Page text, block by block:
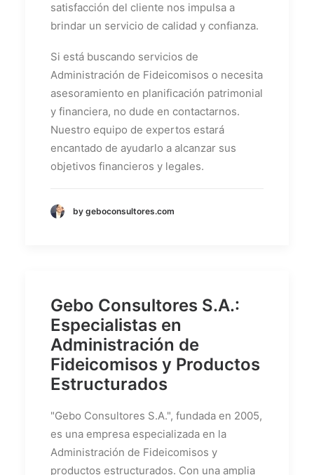
satisfacción del cliente nos impulsa a
brindar un servicio de calidad y confianza.
Si está buscando servicios de
Administración de Fideicomisos o necesita
asesoramiento en planificación patrimonial
y financiera, no dude en contactarnos.
Nuestro equipo de expertos estará
encantado de ayudarlo a alcanzar sus
objetivos financieros y legales.
by geboconsultores.com
Gebo Consultores S.A.:
Especialistas en
Administración de
Fideicomisos y Productos
Estructurados
"Gebo Consultores S.A.", fundada en 2005,
es una empresa especializada en la
Administración de Fideicomisos y
productos estructurados. Con una amplia